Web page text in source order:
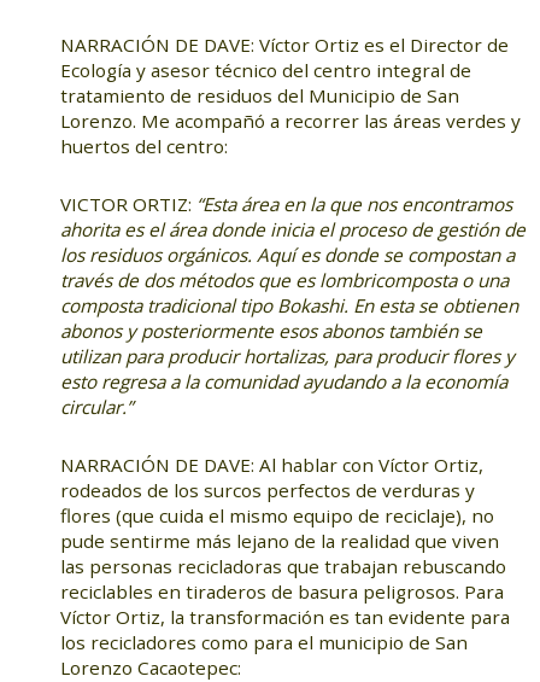
NARRACIÓN DE DAVE: Víctor Ortiz es el Director de
Ecología y asesor técnico del centro integral de
tratamiento de residuos del Municipio de San
Lorenzo. Me acompañó a recorrer las áreas verdes y
huertos del centro:
VICTOR ORTIZ: “Esta área en la que nos encontramos
ahorita es el área donde inicia el proceso de gestión de
los residuos orgánicos. Aquí es donde se compostan a
través de dos métodos que es lombricomposta o una
composta tradicional tipo Bokashi. En esta se obtienen
abonos y posteriormente esos abonos también se
utilizan para producir hortalizas, para producir flores y
esto regresa a la comunidad ayudando a la economía
circular.”
NARRACIÓN DE DAVE: Al hablar con Víctor Ortiz,
rodeados de los surcos perfectos de verduras y
flores (que cuida el mismo equipo de reciclaje), no
pude sentirme más lejano de la realidad que viven
las personas recicladoras que trabajan rebuscando
reciclables en tiraderos de basura peligrosos. Para
Víctor Ortiz, la transformación es tan evidente para
los recicladores como para el municipio de San
Lorenzo Cacaotepec: